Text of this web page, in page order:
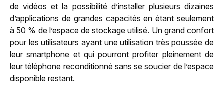
de vidéos et la possibilité d’installer plusieurs dizaines
d’applications de grandes capacités en étant seulement
à 50 % de l’espace de stockage utilisé. Un grand confort
pour les utilisateurs ayant une utilisation très poussée de
leur smartphone et qui pourront profiter pleinement de
leur téléphone reconditionné sans se soucier de l’espace
disponible restant.